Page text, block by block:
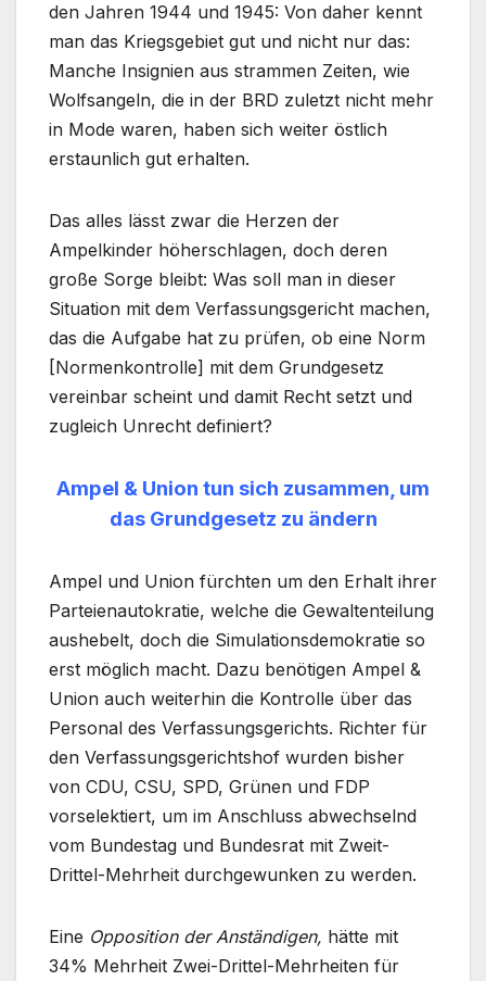
den Jahren 1944 und 1945: Von daher kennt
man das Kriegsgebiet gut und nicht nur das:
Manche Insignien aus strammen Zeiten, wie
Wolfsangeln, die in der BRD zuletzt nicht mehr
in Mode waren, haben sich weiter östlich
erstaunlich gut erhalten.
Das alles lässt zwar die Herzen der
Ampelkinder höherschlagen, doch deren
große Sorge bleibt: Was soll man in dieser
Situation mit dem Verfassungsgericht machen,
das die Aufgabe hat zu prüfen, ob eine Norm
[Normenkontrolle] mit dem Grundgesetz
vereinbar scheint und damit Recht setzt und
zugleich Unrecht definiert?
Ampel & Union tun sich zusammen, um
das Grundgesetz zu ändern
Ampel und Union fürchten um den Erhalt ihrer
Parteienautokratie, welche die Gewaltenteilung
aushebelt, doch die Simulationsdemokratie so
erst möglich macht. Dazu benötigen Ampel &
Union auch weiterhin die Kontrolle über das
Personal des Verfassungsgerichts. Richter für
den Verfassungsgerichtshof wurden bisher
von CDU, CSU, SPD, Grünen und FDP
vorselektiert, um im Anschluss abwechselnd
vom Bundestag und Bundesrat mit Zweit-
Drittel-Mehrheit durchgewunken zu werden.
Eine Opposition der Anständigen, hätte mit
34% Mehrheit Zwei-Drittel-Mehrheiten für